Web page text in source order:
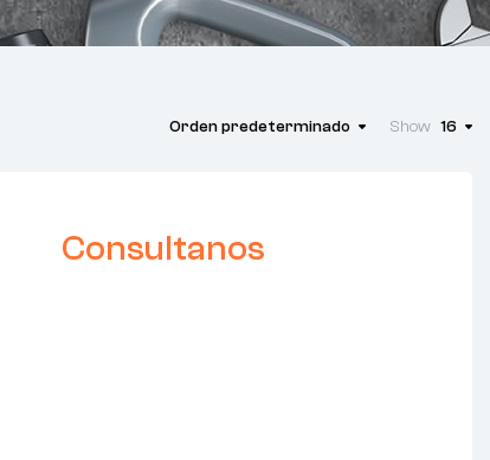
Orden predeterminado Show 16
Consultanos